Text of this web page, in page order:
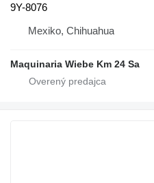
9Y-8076
Mexiko, Chihuahua
Maquinaria Wiebe Km 24 Sa